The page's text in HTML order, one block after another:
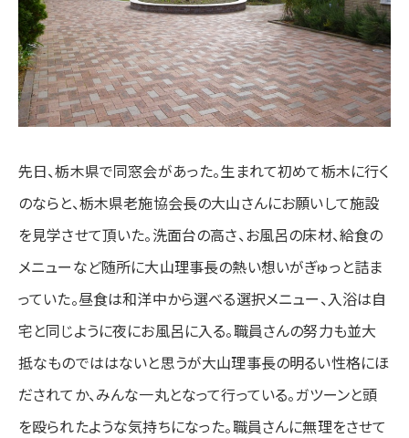
先日、栃木県で同窓会があった。生まれて初めて栃木に行く
のならと、栃木県老施協会長の大山さんにお願いして施設
を見学させて頂いた。洗面台の高さ、お風呂の床材、給食の
メニューなど随所に大山理事長の熱い想いがぎゅっと詰ま
っていた。昼食は和洋中から選べる選択メニュー、入浴は自
宅と同じように夜にお風呂に入る。職員さんの努力も並大
抵なものでははないと思うが大山理事長の明るい性格にほ
だされてか、みんな一丸となって行っている。ガツーンと頭
を殴られたような気持ちになった。職員さんに無理をさせて